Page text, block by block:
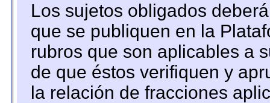
Los sujetos obligados
que se publiquen en la
rubros que son aplicables a
de que éstos verifiquen y
la relación de fracciones